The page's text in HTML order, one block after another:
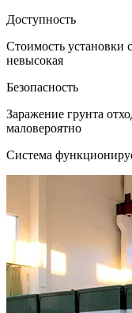
Доступность
Стоимость установки
невысокая
Безопасность
Заражение грунта
маловероятно
Система